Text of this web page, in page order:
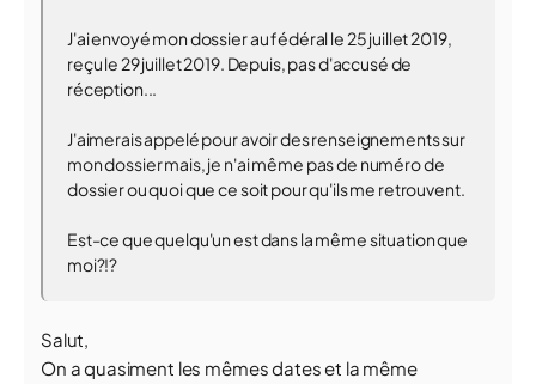
J'ai envoyé mon dossier au fédéral le 25 juillet 2019,
reçu le 29 juillet 2019. Depuis, pas d'accusé de
réception...
J'aimerais appelé pour avoir des renseignements sur
mon dossier mais, je n'ai même pas de numéro de
dossier ou quoi que ce soit pour qu'ils me retrouvent.
Est-ce que quelqu'un est dans la même situation que
moi?!?
Salut,
On a quasiment les mêmes dates et la même